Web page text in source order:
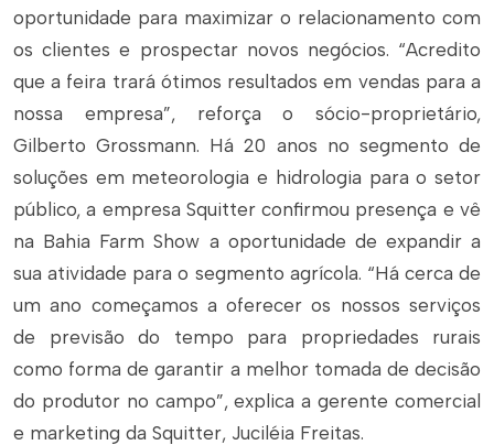
oportunidade para maximizar o relacionamento com
os clientes e prospectar novos negócios. “Acredito
que a feira trará ótimos resultados em vendas para a
nossa empresa”, reforça o sócio-proprietário,
Gilberto Grossmann. Há 20 anos no segmento de
soluções em meteorologia e hidrologia para o setor
público, a empresa Squitter confirmou presença e vê
na Bahia Farm Show a oportunidade de expandir a
sua atividade para o segmento agrícola. “Há cerca de
um ano começamos a oferecer os nossos serviços
de previsão do tempo para propriedades rurais
como forma de garantir a melhor tomada de decisão
do produtor no campo”, explica a gerente comercial
e marketing da Squitter, Juciléia Freitas.